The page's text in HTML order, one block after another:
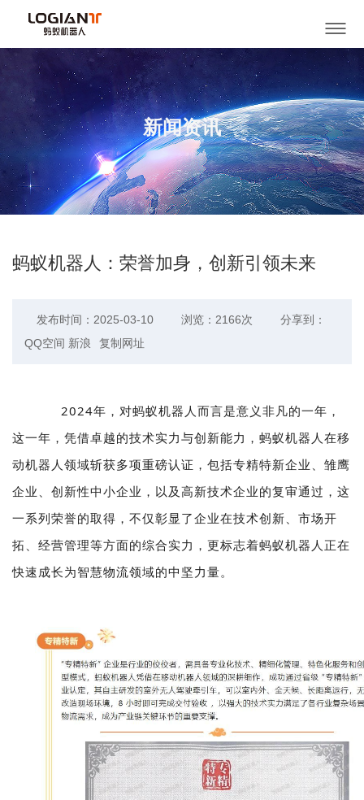
新闻资讯
蚂蚁机器人：荣誉加身，创新引领未来
发布时间：2025-03-10 浏览：2166次
分享到：
QQ空间 新浪 复制网址
2024年，对蚂蚁机器人而言是意义非凡的一年，
这一年，凭借卓越的技术实力与创新能力，蚂蚁机器人在移
动机器人领域斩获多项重磅认证，包括专精特新企业、雏鹰
企业、创新性中小企业，以及高新技术企业的复审通过，这
一系列荣誉的取得，不仅彰显了企业在技术创新、市场开
拓、经营管理等方面的综合实力，更标志着蚂蚁机器人正在
快速成长为智慧物流领域的中坚力量。